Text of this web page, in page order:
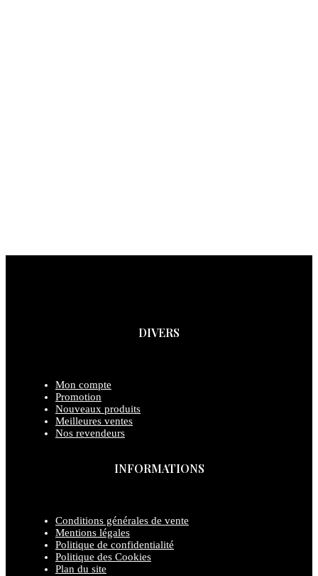
DIVERS
Mon compte
Promotion
Nouveaux produits
Meilleures ventes
Nos revendeurs
INFORMATIONS
Conditions générales de vente
Mentions légales
Politique de confidentialité
Politique des Cookies
Plan du site